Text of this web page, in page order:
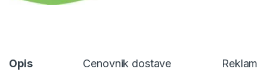
Opis Cenovnik dostave